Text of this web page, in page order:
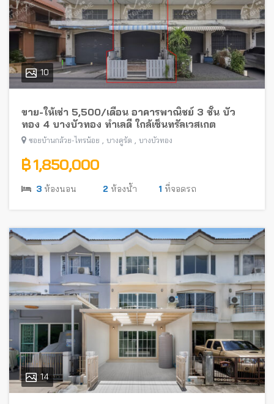
10
ขาย-ให้เช่า 5,500/เดือน อาคารพาณิชย์ 3 ชั้น บัว
ทอง 4 บางบัวทอง ทำเลดี ใกล้เซ็นทรัลเวสเกต
ซอยบ้านกล้วย-ไทรน้อย , บางคูรัด , บางบัวทอง
฿ 1,850,000
3 ห้องนอน 2 ห้องน้ำ 1 ที่จอดรถ
14